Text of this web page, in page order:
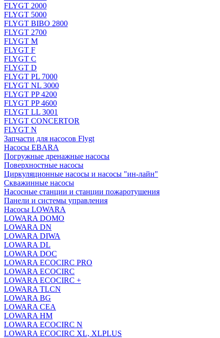
FLYGT 2000
FLYGT 5000
FLYGT BIBO 2800
FLYGT 2700
FLYGT M
FLYGT F
FLYGT C
FLYGT D
FLYGT PL 7000
FLYGT NL 3000
FLYGT PP 4200
FLYGT PP 4600
FLYGT LL 3001
FLYGT CONCERTOR
FLYGT N
Запчасти для насосов Flygt
Насосы EBARA
Погружные дренажные насосы
Поверхностные насосы
Циркуляционные насосы и насосы "ин-лайн"
Скважинные насосы
Насосные станции и станции пожаротушения
Панели и системы управления
Насосы LOWARA
LOWARA DOMO
LOWARA DN
LOWARA DIWA
LOWARA DL
LOWARA DOC
LOWARA ECOCIRC PRO
LOWARA ECOCIRC
LOWARA ECOCIRC +
LOWARA TLCN
LOWARA BG
LOWARA CEA
LOWARA HM
LOWARA ECOCIRC N
LOWARA ECOCIRC XL, XLPLUS